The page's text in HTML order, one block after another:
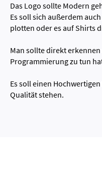
Das Logo sollte Modern
Es soll sich außerdem
plotten oder es auf Shirts
Man sollte direkt
Programmierung zu tun
Es soll einen
Qualität stehen.